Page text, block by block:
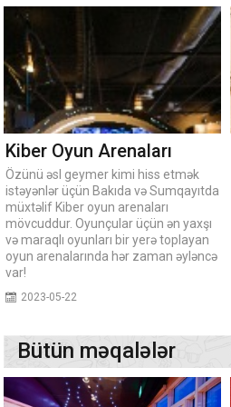
Kiber Oyun Arenaları
Özünü əsl geymer kimi hiss etmək
istəyənlər üçün Bakıda və Sumqayıtda
müxtəlif Kiber oyun arenaları
mövcuddur. Oyunçular üçün ən yaxşı
və maraqlı oyunları bir yerə toplayan
oyun arenalarında hər zaman əyləncə
var!
2023-05-22
Bütün məqalələr